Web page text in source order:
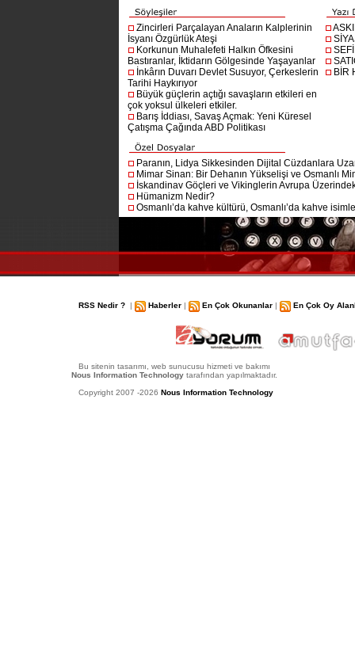
Zincirleri Parçalayan Anaların Kalplerinin
İsyanı Özgürlük Ateşi
Korkunun Muhalefeti Halkın Öfkesini
Bastıranlar, İktidarın Gölgesinde Yaşayanlar
İnkârın Duvarı Devlet Susuyor, Çerkeslerin
Tarihi Haykırıyor
Büyük güçlerin açtığı savaşların etkileri en
çok yoksul ülkeleri etkiler.
Barış İddiası, Savaş Açmak: Yeni Küresel
Çatışma Çağında ABD Politikası
BİR
Paranın, Lidya Sikkesinden Dijital Cüzdanlara
Mimar Sinan: Bir Dehanın Yükselişi ve Osmanlı
İskandinav Göçleri ve Vikinglerin Avrupa
Hümanizm Nedir?
Osmanlı’da kahve kültürü, Osmanlı’da kahve
RSS Nedir ? | Haberler | En Çok Okunanlar | En Çok Oy
Bu sitenin tasarımı, web sunucusu hizmeti ve bakımı
Nous Information Technology tarafından yapılmaktadır.
Copyright 2007 -2026 Nous Information Technology